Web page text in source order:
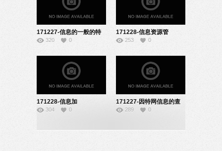
171227-信息的一般的特
征-22151928
320 0
171228-信息资源管
理-22151905
253 0
171228-信息加
工-22151906
304 0
171227-因特网信息的查
找-22151923
289 0